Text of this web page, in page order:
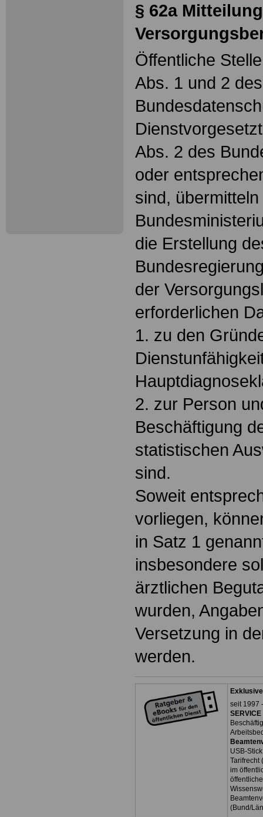
§ 62a
Öffentliche
Abs. 1 und 2 des
Abs. 2 des
oder
sind,
die Erstellung
der
erforderlichen
1. zu den
2. zur Person
Beschäftigung
statistischen
sind.
Soweit
vorliegen,
in Satz 1
insbesondere
ärztlichen
wurden,
Versetzung in
werden.
seit 1997
USB-
Tarifrecht
im
(Bund/